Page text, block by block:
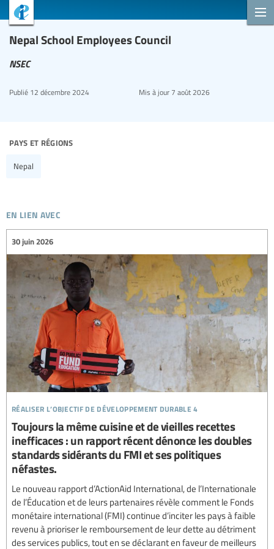
Nepal School Employees Council
NSEC
Publié 12 décembre 2024 Mis à jour7 août 2026
pays et régions
Nepal
en lien avec
réaliser l’objectif de développement durable 4
30 juin 2026
Toujours la même cuisine et de vieilles recettes
inefficaces : un rapport récent dénonce les doubles
standards sidérants du FMI et ses politiques
néfastes.
Le nouveau rapport d’ActionAid International, de l’Internationale
de l’Éducation et de leurs partenaires révèle comment le Fonds
monétaire international (FMI) continue d’inciter les pays à faible
revenu à prioriser le remboursement de leur dette au détriment
des services publics, tout en se déclarant en faveur de meilleurs